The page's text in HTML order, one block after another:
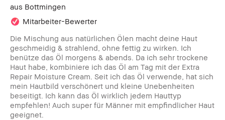
aus Bottmingen
Mitarbeiter-Bewerter
Die Mischung aus natürlichen Ölen macht deine Haut
geschmeidig & strahlend, ohne fettig zu wirken. Ich
benütze das Öl morgens & abends. Da ich sehr trockene
Haut habe, kombiniere ich das Öl am Tag mit der Extra
Repair Moisture Cream. Seit ich das Öl verwende, hat sich
mein Hautbild verschönert und kleine Unebenheiten
beseitigt. Ich kann das Öl wirklich jedem Hauttyp
empfehlen! Auch super für Männer mit empfindlicher Haut
geeignet.